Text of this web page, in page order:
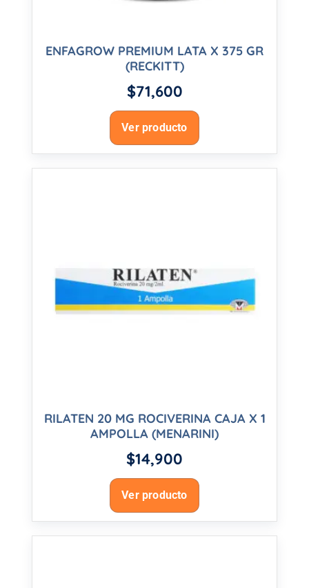
ENFAGROW PREMIUM LATA X 375 GR
(RECKITT)
$71,600
Ver producto
RILATEN 20 MG ROCIVERINA CAJA X 1
AMPOLLA (MENARINI)
$14,900
Ver producto